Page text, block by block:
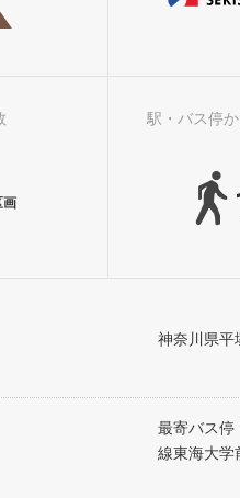
画
駅・バス停
神奈川県平
最寄バス停
線東海大学